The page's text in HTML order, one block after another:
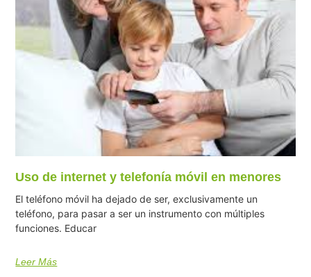
Uso de internet y telefonía móvil en menores
El teléfono móvil ha dejado de ser, exclusivamente un
teléfono, para pasar a ser un instrumento con múltiples
funciones. Educar
Leer Más